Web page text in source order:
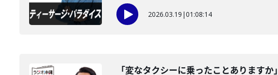
2026.03.19 |01:08:14
「変なタクシーに乗ったことあります